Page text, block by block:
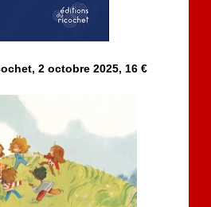
2 octobre 2025, 16 €